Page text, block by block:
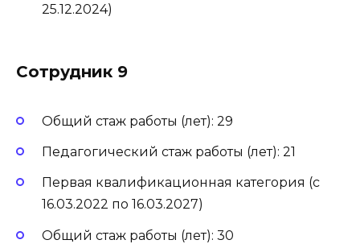
25.12.2024)
Сотрудник 9
Общий стаж работы (лет): 29
Педагогический стаж работы (лет): 21
Первая квалификационная категория (с
16.03.2022 по 16.03.2027)
Общий стаж работы (лет): 30